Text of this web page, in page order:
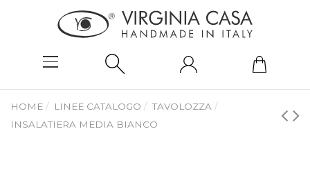
HOME LINEE CATALOGO
TAVOLOZZA
INSALATIERA MEDIA BIANCO